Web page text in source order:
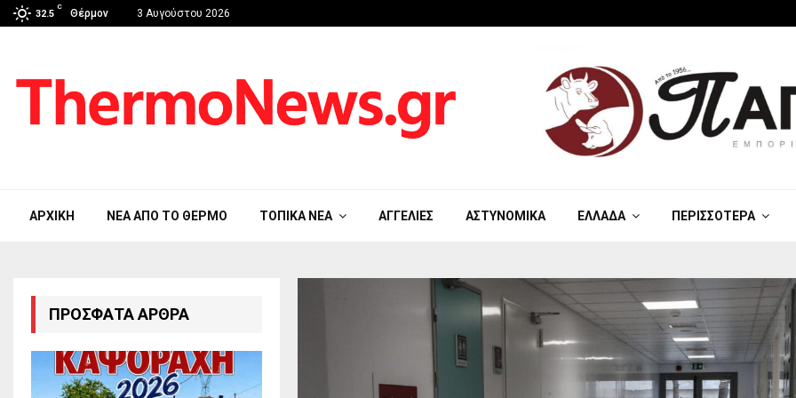
32.5
C
Θέρμον 3 Αυγούστου 2026
ΑΡΧΙΚΉ ΝΈΑ ΑΠΟ ΤΟ ΘΈΡΜΟ ΤΟΠΙΚΆ ΝΈΑ ΑΓΓΕΛΊΕΣ ΑΣΤΥΝΟΜΙΚΆ ΕΛΛΆΔΑ ΠΕΡΙΣΣΌΤΕΡΑ
ΠΡΌΣΦΑΤΑ ΆΡΘΡΑ